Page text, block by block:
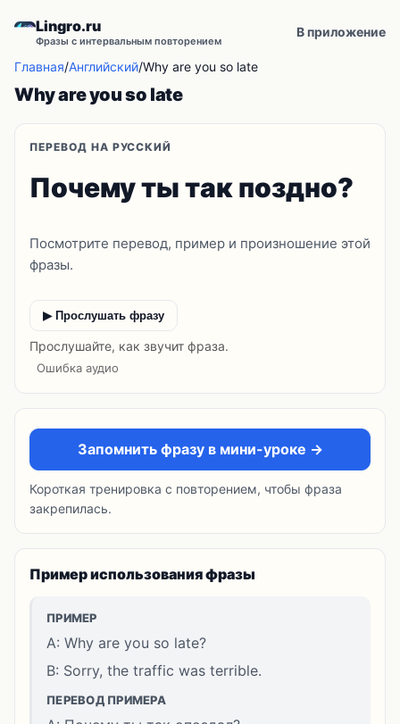
Lingro.ru
Фразы с интервальным повторением
В приложение
Главная/Английский/Why are you so late
Why are you so late
ПЕРЕВОД НА РУССКИЙ
Почему ты так поздно?
Посмотрите перевод, пример и произношение этой
фразы.
▶ Прослушать фразу
Прослушайте, как звучит фраза.
Ошибка аудио
Запомнить фразу в мини-уроке →
Короткая тренировка с повторением, чтобы фраза
закрепилась.
Пример использования фразы
ПРИМЕР
A: Why are you so late?
B: Sorry, the traffic was terrible.
ПЕРЕВОД ПРИМЕРА